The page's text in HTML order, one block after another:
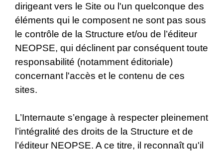
dirigeant vers le Site ou l'un quelconque des
éléments qui le composent ne sont pas sous
le contrôle de la Structure et/ou de l’éditeur
NEOPSE, qui déclinent par conséquent toute
responsabilité (notamment éditoriale)
concernant l'accès et le contenu de ces
sites.
L’Internaute s’engage à respecter pleinement
l’intégralité des droits de la Structure et de
l’éditeur NEOPSE. A ce titre, il reconnaît qu'il